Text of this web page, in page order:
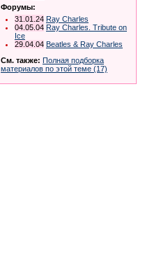
Форумы:
31.01.24 Ray Charles
04.05.04 Ray Charles. Tribute on
Ice
29.04.04 Beatles & Ray Charles
См. также: Полная подборка
материалов по этой теме (17)